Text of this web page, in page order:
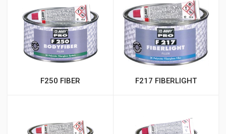
F250 FIBER F217 FIBERLIGHT